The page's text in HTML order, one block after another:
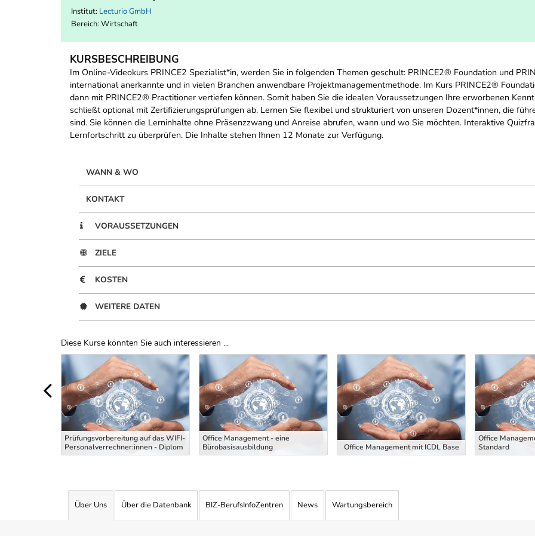
Institut: Lecturio GmbH
Bereich: Wirtschaft
KURSBESCHREIBUNG
Im Online-Videokurs PRINCE2 Spezialist*in, werden Sie in folgenden Themen geschult: PRINCE2® Foundation und
international anerkannte und in vielen Branchen anwendbare Projektmanagementmethode. Im Kurs PRINCE2®
dann mit PRINCE2® Practitioner vertiefen können. Somit haben Sie die idealen Voraussetzungen Ihre erworbenen
schließt optional mit Zertifizierungsprüfungen ab. Lernen Sie flexibel und strukturiert von unseren Dozent*innen, die
sind. Sie können die Lerninhalte ohne Präsenzzwang und Anreise abrufen, wann und wo Sie möchten. Interaktive
Lernfortschritt zu überprüfen. Die Inhalte stehen Ihnen 12 Monate zur Verfügung.
WANN & WO
KONTAKT
VORAUSSETZUNGEN
ZIELE
KOSTEN
WEITERE DATEN
Diese Kurse könnten Sie auch interessieren ...
Uber Weiterbildungsvorschläge
Prüfungsvorbereitung auf das WIFI-
Personalverrechner:innen - Diplom
Office Management - eine
Bürobasisausbildung
Office Management mit ICDL Base
Office
Standard
Über Uns Über die Datenbank BIZ-BerufsInfoZentren News Wartungsbereich